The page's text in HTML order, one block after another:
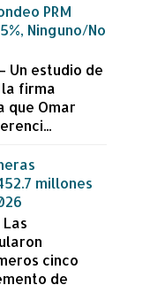
PRM
Ninguno/No
Un estudio de
firma
que Omar
millones
cinco
de